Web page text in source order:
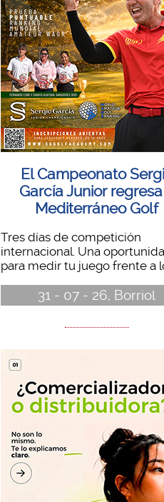
El Campeonato
García Junior
Mediterráneo Golf
Tres días de competición
internacional. Una
para medir tu juego frente a
31 - 07 - 26, Borriol